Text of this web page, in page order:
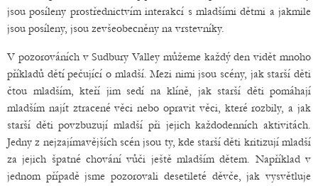
jsou posíleny prostřednictvím interakcí s mladšími dětmi a jakmile
jsou posíleny, jsou zevšeobecněny na vrstevníky.
V pozorováních v Sudbury Valley můžeme každý den vidět mnoho
příkladů dětí pečující o mladší. Mezi nimi jsou scény, jak starší děti
čtou mladším, kteří jim sedí na klíně, jak starší děti pomáhají
mladším najít ztracené věci nebo opravit věci, které rozbily, a jak
starší děti povzbuzují mladší při jejich každodenních aktivitách.
Jedny z nejzajímavějších scén jsou ty, kde starší děti kritizují mladší
za jejich špatné chování vůči ještě mladším dětem. Například v
jednom případě jsme pozorovali desetileté děvče, jak vysvětluje